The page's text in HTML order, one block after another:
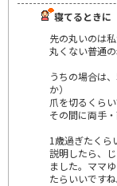
寝てるとき
先の丸いのは
丸くない普通
うちの場合は
か）
爪を切るくら
その間に両手
1歳過ぎたくら
説明したら、
ました。ママ
たらいいですね